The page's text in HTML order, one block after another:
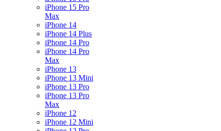
iPhone 15 Pro
Max
iPhone 14
iPhone 14 Plus
iPhone 14 Pro
iPhone 14 Pro
Max
iPhone 13
iPhone 13 Mini
iPhone 13 Pro
iPhone 13 Pro
Max
iPhone 12
iPhone 12 Mini